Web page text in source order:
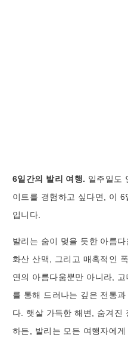
6일간의 발리 여행. 일주일도
이트를 경험하고 싶다면, 이
입니다.
발리는 숨이 멎을 듯한 아름
화산 산맥, 그리고 매혹적인
연의 아름다움뿐만 아니라,
를 통해 드러나는 깊은 전통
다. 햇살 가득한 해변, 숨겨진
하든, 발리는 모든 여행자에